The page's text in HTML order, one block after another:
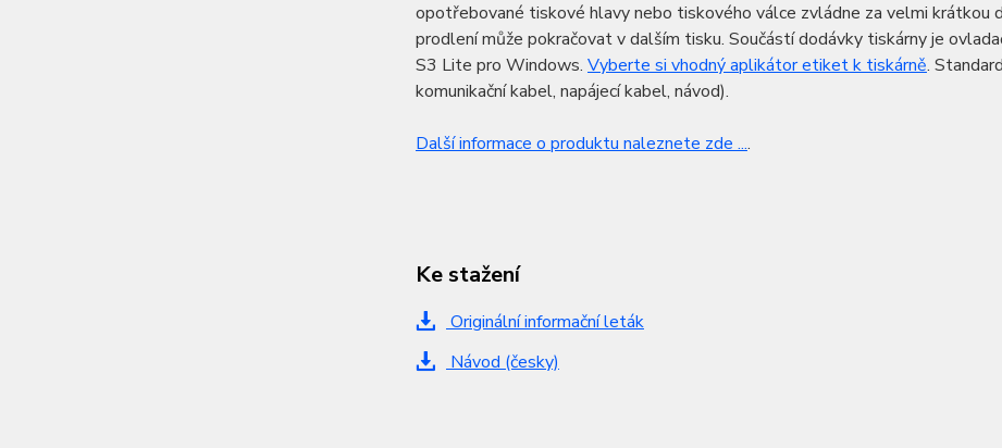
opotřebované tiskové hlavy nebo tiskového válce zvládne za velmi krátkou
prodlení může pokračovat v dalším tisku. Součástí dodávky tiskárny je
S3 Lite pro Windows. Vyberte si vhodný aplikátor etiket k tiskárně.
komunikační kabel, napájecí kabel, návod).
Další informace o produktu naleznete zde ....
Ke stažení
Originální informační leták
Návod (česky)